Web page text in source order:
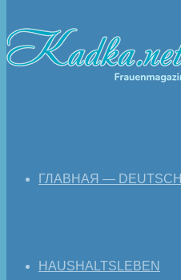
ГЛАВНАЯ — DEUTSCH
HAUSHALTSLEBEN